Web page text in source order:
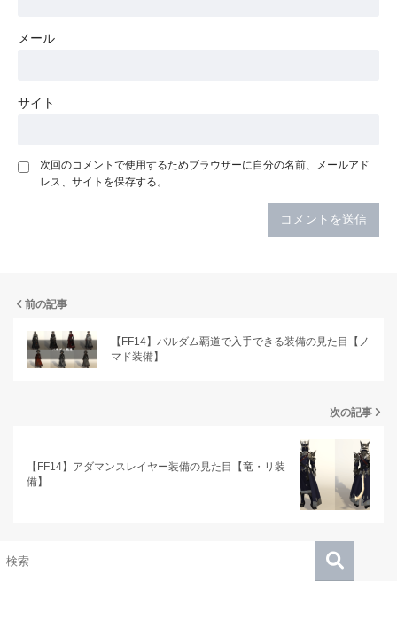
メール
サイト
次回のコメントで使用するためブラウザーに自分の名前、メールアド
レス、サイトを保存する。
前の記事
【FF14】バルダム覇道で入手できる装備の見た目【ノ
マド装備】
次の記事
【FF14】アダマンスレイヤー装備の見た目【竜・リ装
備】